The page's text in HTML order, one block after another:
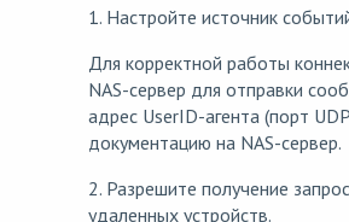
1. Настройте источник
Для корректной работы
NAS-сервер для отправки
адрес UserID-агента (порт
документацию на NAS-сервер.
2. Разрешите получение
удаленных устройств.